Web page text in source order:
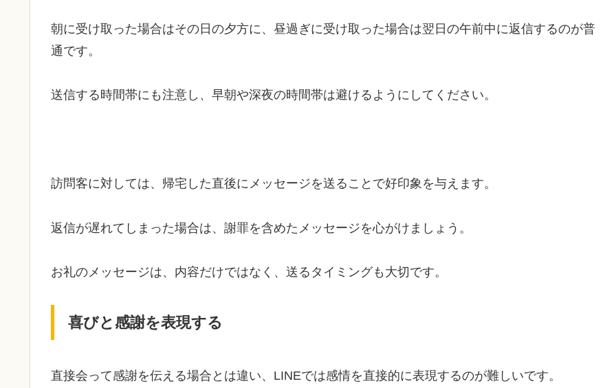
朝に受け取った場合はその日の夕方に、昼過ぎに受け取った場合は翌日の午前中に返信するのが普
通です。
送信する時間帯にも注意し、早朝や深夜の時間帯は避けるようにしてください。
訪問客に対しては、帰宅した直後にメッセージを送ることで好印象を与えます。
返信が遅れてしまった場合は、謝罪を含めたメッセージを心がけましょう。
お礼のメッセージは、内容だけではなく、送るタイミングも大切です。
喜びと感謝を表現する
直接会って感謝を伝える場合とは違い、LINEでは感情を直接的に表現するのが難しいです。